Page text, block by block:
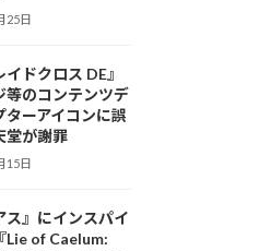
25日
イドクロス DE』
等のコンテンツデ
ターアイコンに誤
が謝罪
15日
ス』にインスパイ
Lie of Caelum: